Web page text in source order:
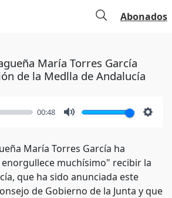
Abonados
María Torres García
de la Medlla de Andalucía
00:48
María Torres García ha
muchísimo" recibir la
que ha sido anunciada este
de Gobierno de la Junta y que